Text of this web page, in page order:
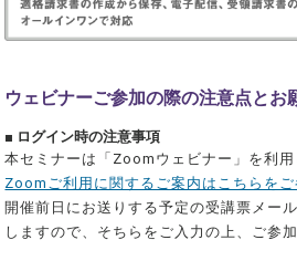
ウェビナーご参加の際の注意点とお
■ ログイン時の注意事項
本セミナーは「Zoomウェビナー」を利用
Zoomご利用に関するご案内はこちらをご
開催前日にお送りする予定の受講票メー
しますので、そちらをご入力の上、ご参加